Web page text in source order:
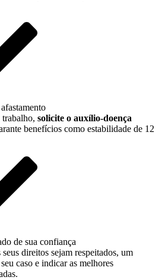
trabalho, solicite o auxílio-doença
benefícios como estabilidade de 12
de sua confiança
direitos sejam respeitados, um
caso e indicar as melhores